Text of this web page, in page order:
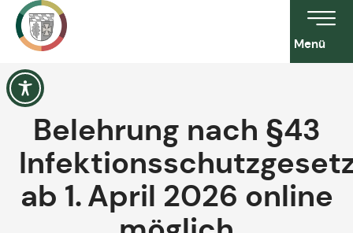
Menü
Belehrung nach §43
ab 1. April 2026 online